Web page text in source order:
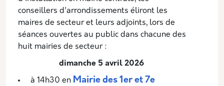
conseillers d'arrondissements éliront les
maires de secteur et leurs adjoints, lors de
séances ouvertes au public dans chacune des
huit mairies de secteur :
dimanche 5 avril 2026
à 14h30 en Mairie des 1er et 7e